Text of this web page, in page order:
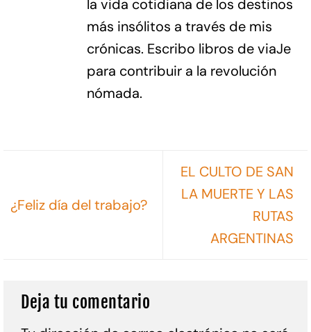
la vida cotidiana de los destinos
más insólitos a través de mis
crónicas. Escribo libros de viaJe
para contribuir a la revolución
nómada.
¿Feliz día del trabajo?
EL CULTO DE SAN
LA MUERTE Y LAS
RUTAS
ARGENTINAS
Deja tu comentario